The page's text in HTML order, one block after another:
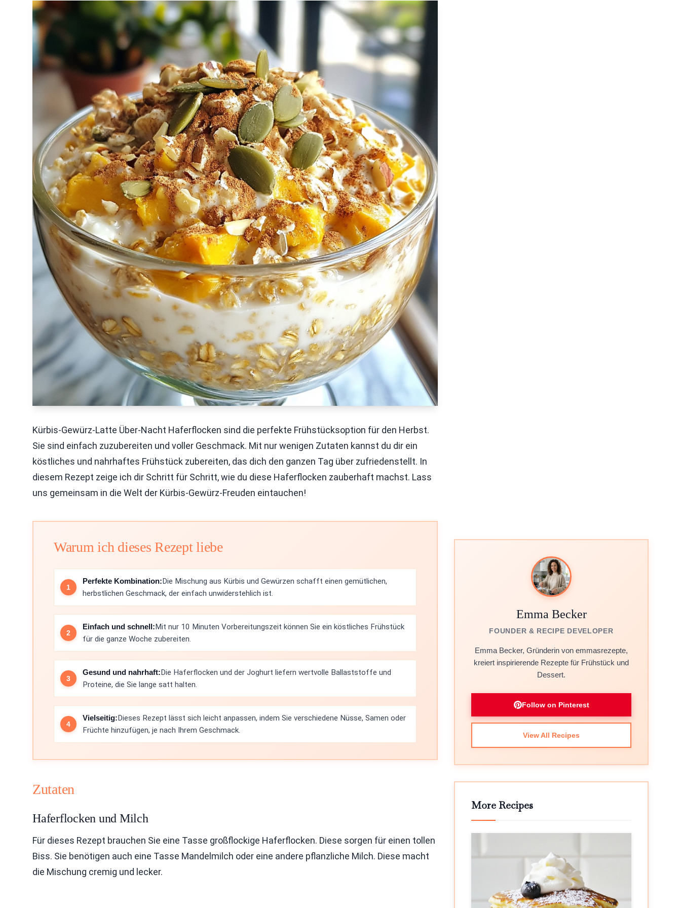
Kürbis-Gewürz-Latte Über-Nacht Haferflocken sind die perfekte Frühstücksoption für den Herbst.
Sie sind einfach zuzubereiten und voller Geschmack. Mit nur wenigen Zutaten kannst du dir ein
köstliches und nahrhaftes Frühstück zubereiten, das dich den ganzen Tag über zufriedenstellt. In
diesem Rezept zeige ich dir Schritt für Schritt, wie du diese Haferflocken zauberhaft machst. Lass
uns gemeinsam in die Welt der Kürbis-Gewürz-Freuden eintauchen!
Warum ich dieses Rezept liebe
Perfekte Kombination:Die Mischung aus Kürbis und Gewürzen schafft einen gemütlichen,
herbstlichen Geschmack, der einfach unwiderstehlich ist.
Einfach und schnell:Mit nur 10 Minuten Vorbereitungszeit können Sie ein köstliches Frühstück
für die ganze Woche zubereiten.
Gesund und nahrhaft:Die Haferflocken und der Joghurt liefern wertvolle Ballaststoffe und
Proteine, die Sie lange satt halten.
Vielseitig:Dieses Rezept lässt sich leicht anpassen, indem Sie verschiedene Nüsse, Samen oder
Früchte hinzufügen, je nach Ihrem Geschmack.
Zutaten
Haferflocken und Milch
Für dieses Rezept brauchen Sie eine Tasse großflockige Haferflocken. Diese sorgen für einen tollen
Biss. Sie benötigen auch eine Tasse Mandelmilch oder eine andere pflanzliche Milch. Diese macht
die Mischung cremig und lecker.
Emma Becker
FOUNDER & RECIPE DEVELOPER
Emma Becker, Gründerin von emmasrezepte,
kreiert inspirierende Rezepte für Frühstück und
Dessert.
Follow on Pinterest
View All Recipes
More Recipes